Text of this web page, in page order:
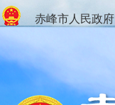
赤峰市人民政府